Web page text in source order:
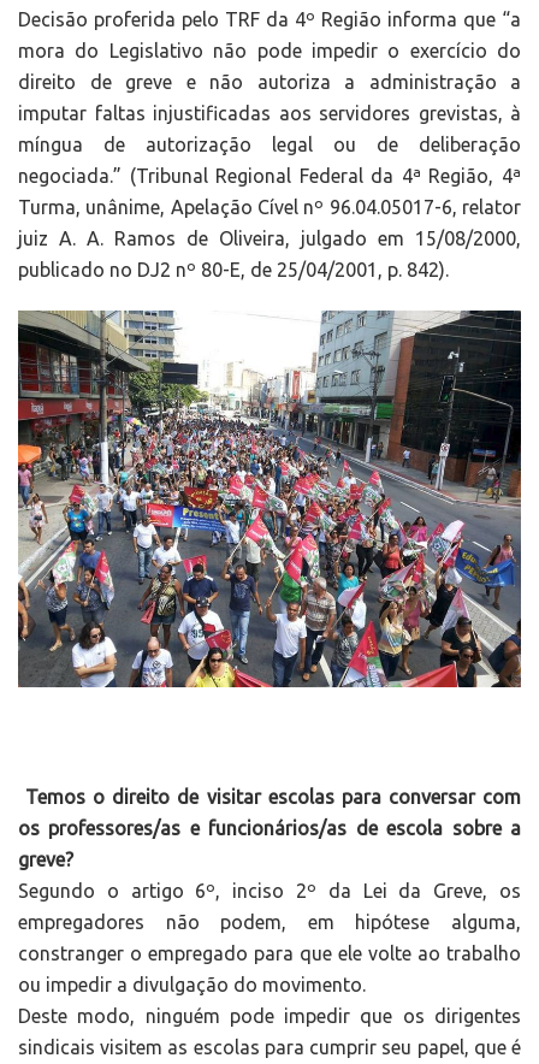
Decisão proferida pelo TRF da 4º Região informa que “a
mora do Legislativo não pode impedir o exercício do
direito de greve e não autoriza a administração a
imputar faltas injustificadas aos servidores grevistas, à
míngua de autorização legal ou de deliberação
negociada.” (Tribunal Regional Federal da 4ª Região, 4ª
Turma, unânime, Apelação Cível nº 96.04.05017-6, relator
juiz A. A. Ramos de Oliveira, julgado em 15/08/2000,
publicado no DJ2 nº 80-E, de 25/04/2001, p. 842).
Temos o direito de visitar escolas para conversar com
os professores/as e funcionários/as de escola sobre a
greve?
Segundo o artigo 6º, inciso 2º da Lei da Greve, os
empregadores não podem, em hipótese alguma,
constranger o empregado para que ele volte ao trabalho
ou impedir a divulgação do movimento.
Deste modo, ninguém pode impedir que os dirigentes
sindicais visitem as escolas para cumprir seu papel, que é